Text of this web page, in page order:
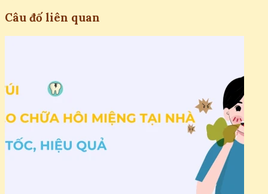
Câu đố liên quan